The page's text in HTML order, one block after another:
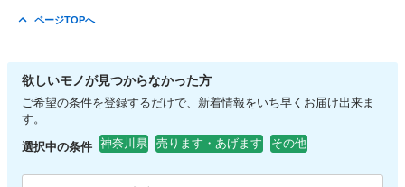
ページTOPへ
欲しいモノが見つからなかった方
ご希望の条件を登録するだけで、新着情報をいち早くお届け出来ま
す。
選択中の条件 神奈川県 売ります・あげます その他